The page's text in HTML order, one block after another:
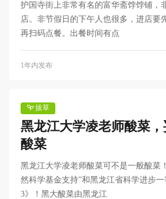
护国寺街上非常有名的富华斋饽饽铺，
店。非节假日的下午人也很多，进店要
再扫码点餐。出餐时间有点
1年内发布
拔草
黑龙江大学凌老师酸菜
酸菜
黑龙江大学凌老师酸菜可不是一般酸菜
然科学基金支持”和黑龙江省科学进步
3》！黑大酸菜由黑龙江